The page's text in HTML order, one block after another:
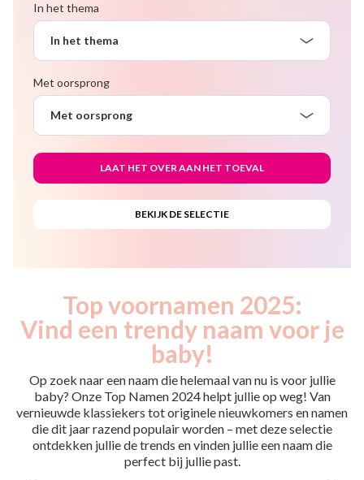
In het thema
In het thema
Met oorsprong
Met oorsprong
Top voornamen 2025:
Vind een trendy naam voor je
baby!
Op zoek naar een naam die helemaal van nu is voor jullie
baby? Onze Top Namen 2024 helpt jullie op weg! Van
vernieuwde klassiekers tot originele nieuwkomers en namen
die dit jaar razend populair worden – met deze selectie
ontdekken jullie de trends en vinden jullie een naam die
perfect bij jullie past.